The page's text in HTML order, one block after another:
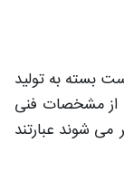
بسته به تولید
از مشخصات فنی
شوند عبارتند